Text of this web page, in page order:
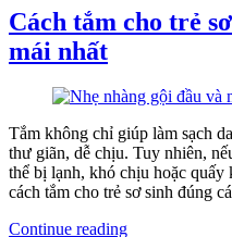
em
an
bé”
Cách tắm cho trẻ
mái nhất
Tắm không chỉ giúp làm sạch
thư giãn, dễ chịu. Tuy nhiên,
thể bị lạnh, khó chịu hoặc
cách tắm cho trẻ sơ sinh đúng
Continue reading“Cách